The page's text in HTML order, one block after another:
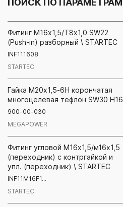
ПОИСК ПО ПАРАМЕТРАМ
Фитинг М16x1,5/Т8x1,0 SW22
(Push-in) разборный \ STARTEC
INF111608
STARTEC
Гайка М20х1,5-6Н корончатая
многоцелевая тефлон SW30 H16
900-00-030
MEGAPOWER
Фитинг угловой М16х1,5/м16х1,5
(переходник) с контргайкой и
упл. (переходник) \ STARTEC
INF11M16F1...
STARTEC